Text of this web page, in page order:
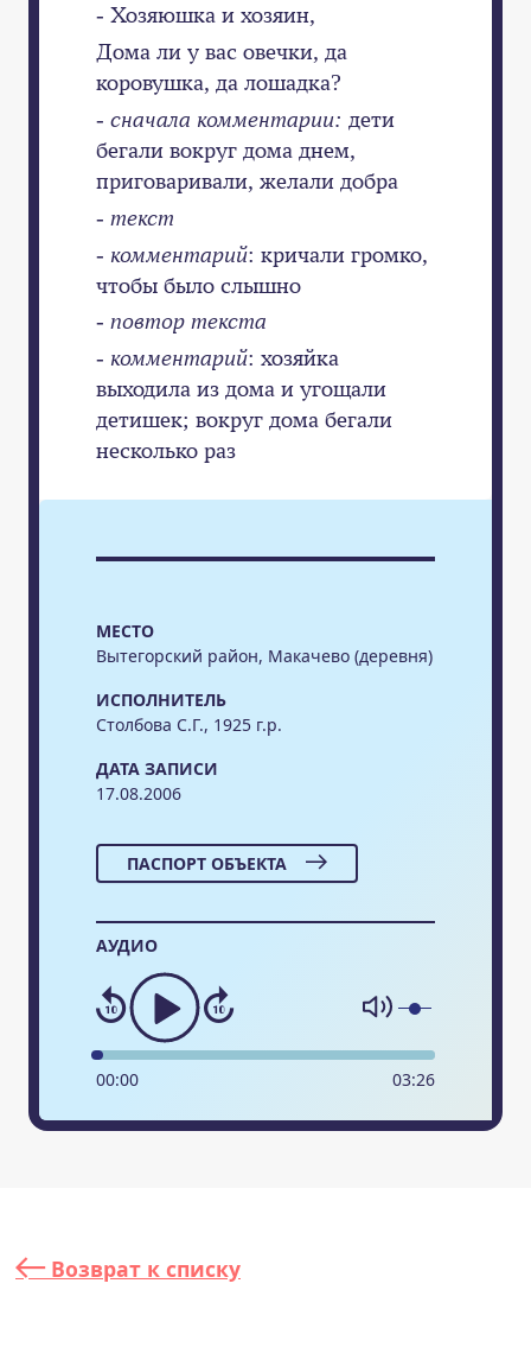
МЕСТО
Вытегорский район, Макачево (деревня)
ИСПОЛНИТЕЛЬ
Столбова С.Г., 1925 г.р.
ДАТА ЗАПИСИ
17.08.2006
ПАСПОРТ ОБЪЕКТА
АУДИО
00:00 03:26
- Хозяюшка и хозяин,
Дома ли у вас овечки, да
коровушка, да лошадка?
- сначала комментарии: дети
бегали вокруг дома днем,
приговаривали, желали добра
- текст
- комментарий: кричали громко,
чтобы было слышно
- повтор текста
- комментарий: хозяйка
выходила из дома и угощали
детишек; вокруг дома бегали
несколько раз
Возврат к списку